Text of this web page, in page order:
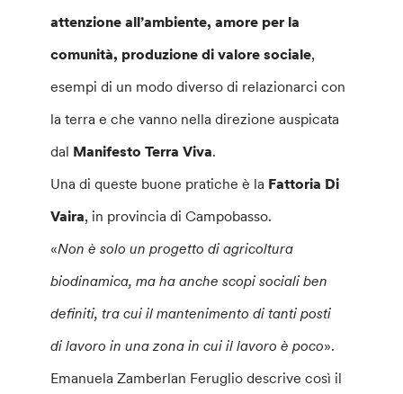
attenzione all’ambiente, amore per la
comunità, produzione di valore sociale,
esempi di un modo diverso di relazionarci con
la terra e che vanno nella direzione auspicata
dal Manifesto Terra Viva.
Una di queste buone pratiche è la Fattoria Di
Vaira, in provincia di Campobasso.
«Non è solo un progetto di agricoltura
biodinamica, ma ha anche scopi sociali ben
definiti, tra cui il mantenimento di tanti posti
di lavoro in una zona in cui il lavoro è poco».
Emanuela Zamberlan Feruglio descrive così il